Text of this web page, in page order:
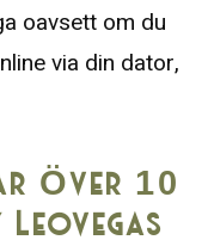
oavsett om du
via din dator,
Över 10